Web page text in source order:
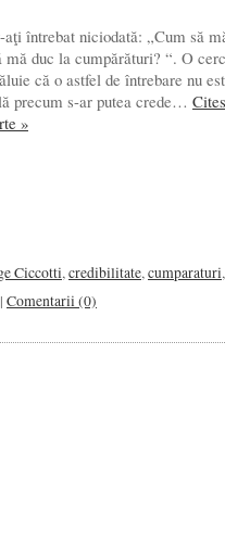
întrebat niciodată: „Cum să
mă duc la cumpărături? “. O
că o astfel de întrebare nu
precum s-ar putea crede…
»
Ciccotti,credibilitate,cumparaturi,
| Comentarii (0)